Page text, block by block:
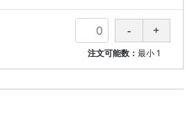
注文可能数：最小 1